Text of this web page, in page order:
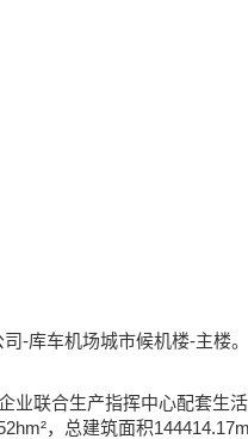
-库车机场城市候机楼-主楼
业联合生产指挥中心配套生
，总建筑面积